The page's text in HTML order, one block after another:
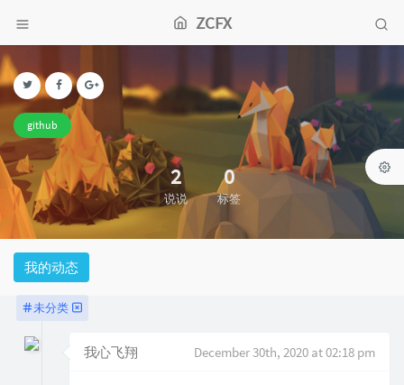
ZCFX
github
2
说说
0
标签
我的动态
未分类
我心飞翔 December 30th, 2020 at 02:18 pm